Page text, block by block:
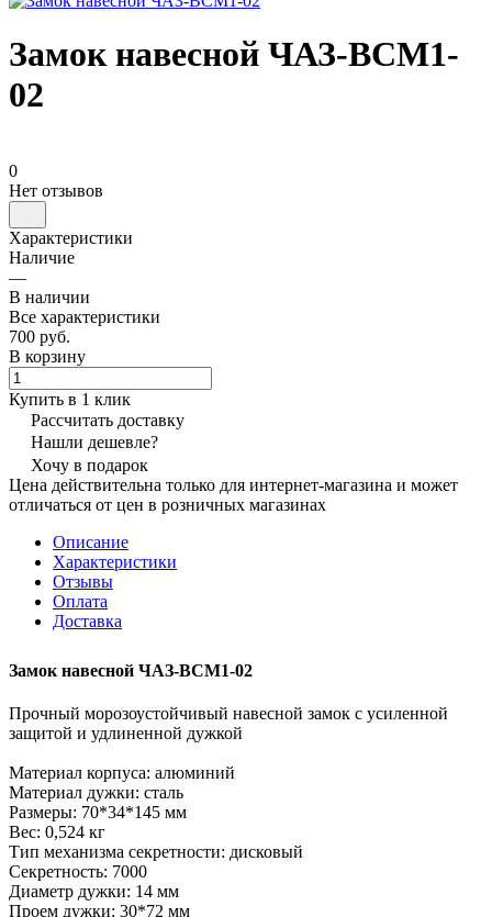
Замок навесной ЧАЗ-ВСМ1-
02
0
Нет отзывов
Характеристики
Наличие
—
В наличии
Все характеристики
700 руб.
В корзину
Купить в 1 клик
Рассчитать доставку
Нашли дешевле?
Хочу в подарок
Цена действительна только для интернет-магазина и может
отличаться от цен в розничных магазинах
Описание
Характеристики
Отзывы
Оплата
Доставка
Замок навесной ЧАЗ-ВСМ1-02
Прочный морозоустойчивый навесной замок с усиленной
защитой и удлиненной дужкой
Материал корпуса: алюминий
Материал дужки: сталь
Размеры: 70*34*145 мм
Вес: 0,524 кг
Тип механизма секретности: дисковый
Секретность: 7000
Диаметр дужки: 14 мм
Проем дужки: 30*72 мм